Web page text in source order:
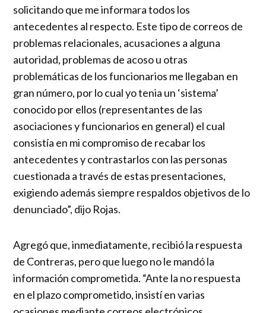
solicitando que me informara todos los
antecedentes al respecto. Este tipo de correos de
problemas relacionales, acusaciones a alguna
autoridad, problemas de acoso u otras
problemáticas de los funcionarios me llegaban en
gran número, por lo cual yo tenia un ‘sistema’
conocido por ellos (representantes de las
asociaciones y funcionarios en general) el cual
consistía en mi compromiso de recabar los
antecedentes y contrastarlos con las personas
cuestionada a través de estas presentaciones,
exigiendo además siempre respaldos objetivos de lo
denunciado”, dijo Rojas.
Agregó que, inmediatamente, recibió la respuesta
de Contreras, pero que luego no le mandó la
información comprometida. “Ante la no respuesta
en el plazo comprometido, insistí en varias